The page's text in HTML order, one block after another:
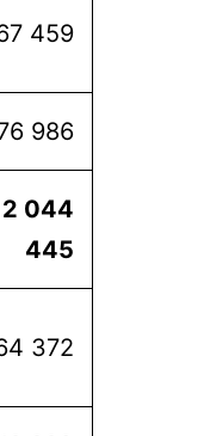
459
986
2 044
445
372